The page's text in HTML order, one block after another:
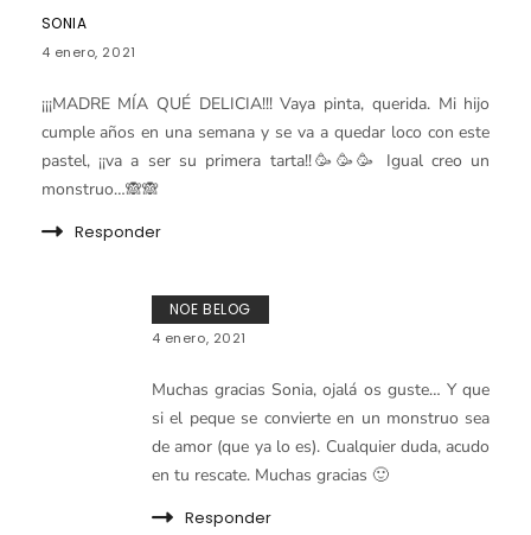
SONIA
4 enero, 2021
¡¡¡MADRE MÍA QUÉ DELICIA!!! Vaya pinta, querida. Mi hijo
cumple años en una semana y se va a quedar loco con este
pastel, ¡¡va a ser su primera tarta!!🥳🥳🥳 Igual creo un
monstruo…🙈🙈
Responder
NOE BELOG
4 enero, 2021
Muchas gracias Sonia, ojalá os guste… Y que
si el peque se convierte en un monstruo sea
de amor (que ya lo es). Cualquier duda, acudo
en tu rescate. Muchas gracias 🙂
Responder